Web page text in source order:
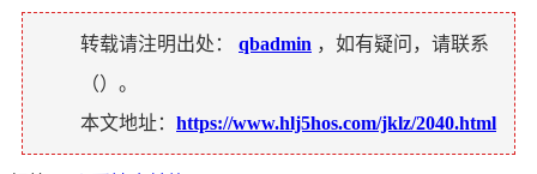
转载请注明出处： qbadmin ，如有疑问，请联系
（）。
本文地址： https://www.hlj5hos.com/jklz/2040.html